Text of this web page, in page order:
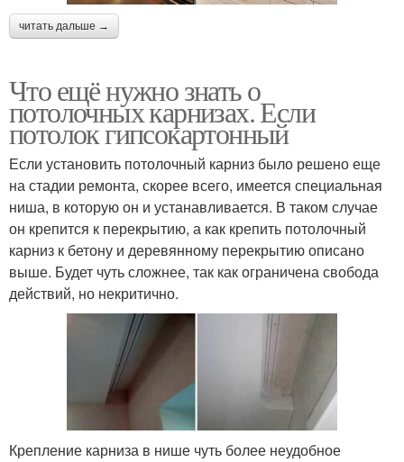
читать дальше →
Что ещё нужно знать о
потолочных карнизах. Если
потолок гипсокартонный
Если установить потолочный карниз было решено еще
на стадии ремонта, скорее всего, имеется специальная
ниша, в которую он и устанавливается. В таком случае
он крепится к перекрытию, а как крепить потолочный
карниз к бетону и деревянному перекрытию описано
выше. Будет чуть сложнее, так как ограничена свобода
действий, но некритично.
Крепление карниза в нише чуть более неудобное